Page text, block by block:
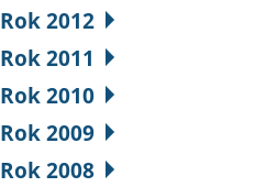
Rok 2012
Rok 2011
Rok 2010
Rok 2009
Rok 2008